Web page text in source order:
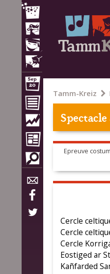
Tamm-Kreiz
Spectacle
Epreuve
Cercle
Cercle
Cercle
Eostiged ar
Kañfarded